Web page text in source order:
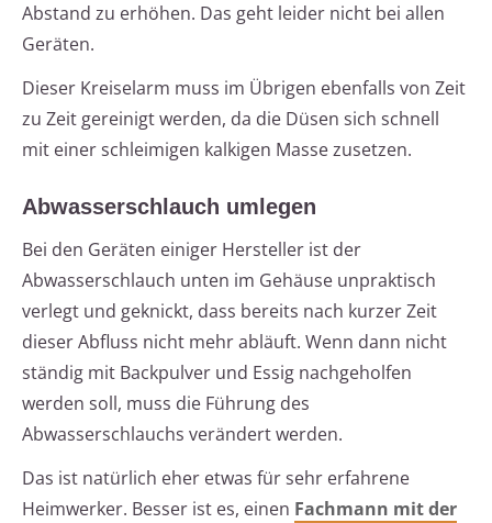
Abstand zu erhöhen. Das geht leider nicht bei allen
Geräten.
Dieser Kreiselarm muss im Übrigen ebenfalls von Zeit
zu Zeit gereinigt werden, da die Düsen sich schnell
mit einer schleimigen kalkigen Masse zusetzen.
Abwasserschlauch umlegen
Bei den Geräten einiger Hersteller ist der
Abwasserschlauch unten im Gehäuse unpraktisch
verlegt und geknickt, dass bereits nach kurzer Zeit
dieser Abfluss nicht mehr abläuft. Wenn dann nicht
ständig mit Backpulver und Essig nachgeholfen
werden soll, muss die Führung des
Abwasserschlauchs verändert werden.
Das ist natürlich eher etwas für sehr erfahrene
Heimwerker. Besser ist es, einen Fachmann mit der